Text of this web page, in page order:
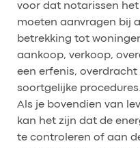
voor dat notarissen
moeten aanvragen bij
betrekking tot
aankoop, verkoop,
een erfenis,
soortgelijke procedures.
Als je bovendien van
kan het zijn dat de
te controleren of aan